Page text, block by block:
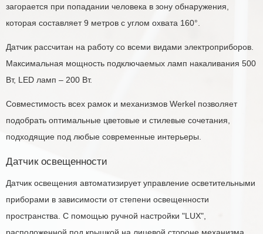
загорается при попадании человека в зону обнаружения,
которая составляет 9 метров с углом охвата 160°.
Датчик рассчитан на работу со всеми видами электроприборов.
Максимальная мощность подключаемых ламп накаливания 500
Вт, LED ламп – 200 Вт.
Совместимость всех рамок и механизмов Werkel позволяет
подобрать оптимальные цветовые и стилевые сочетания,
подходящие под любые современные интерьеры.
Датчик освещенности
Датчик освещения автоматизирует управление осветительными
приборами в зависимости от степени освещенности
пространства. С помощью ручной настройки "LUX",